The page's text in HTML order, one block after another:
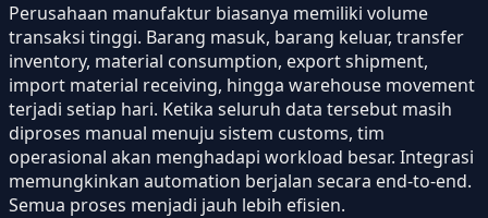
Perusahaan manufaktur biasanya memiliki volume
transaksi tinggi. Barang masuk, barang keluar, transfer
inventory, material consumption, export shipment,
import material receiving, hingga warehouse movement
terjadi setiap hari. Ketika seluruh data tersebut masih
diproses manual menuju sistem customs, tim
operasional akan menghadapi workload besar. Integrasi
memungkinkan automation berjalan secara end-to-end.
Semua proses menjadi jauh lebih efisien.